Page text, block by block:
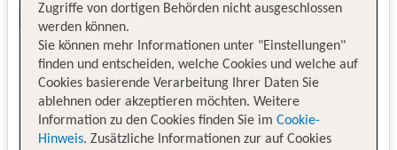
Zugriffe von dortigen Behörden nicht ausgeschlossen
werden können.
Sie können mehr Informationen unter "Einstellungen"
finden und entscheiden, welche Cookies und welche auf
Cookies basierende Verarbeitung Ihrer Daten Sie
ablehnen oder akzeptieren möchten. Weitere
Information zu den Cookies finden Sie im Cookie-
Hinweis. Zusätzliche Informationen zur auf Cookies